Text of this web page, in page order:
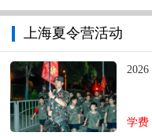
上海夏令营活动
学费